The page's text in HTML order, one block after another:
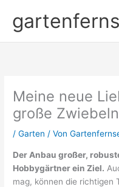
Inhalt
springen
Meine neue
große
/Garten / Von
Der Anbau großer,
Hobbygärtner ein Ziel.
mag, können die richtigen